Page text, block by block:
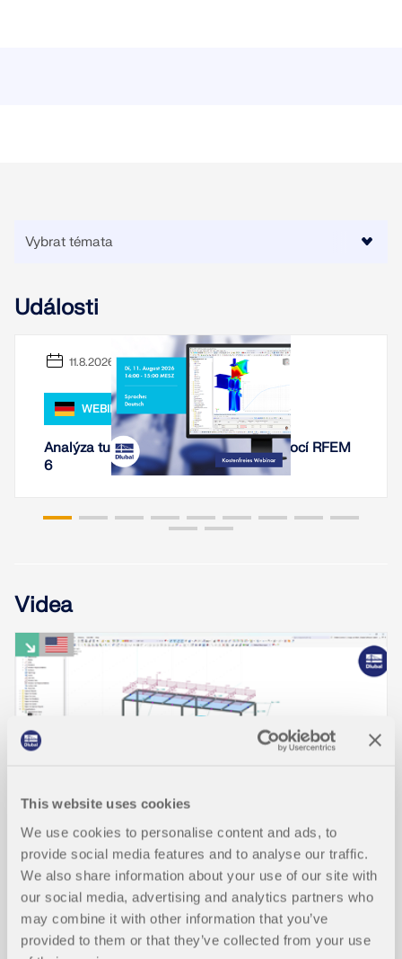
This website uses cookies
We use cookies to personalise content and ads, to
provide social media features and to analyse our traffic.
We also share information about your use of our site with
our social media, advertising and analytics partners who
may combine it with other information that you’ve
provided to them or that they’ve collected from your use
Události
11.8.2026
WEBINÁŘ
Analýza tuhosti ocelových spojení pomocí RFEM
6
Videa
AKCE
Webinář | Výpočet hliníkového přístřešku pro
automobil